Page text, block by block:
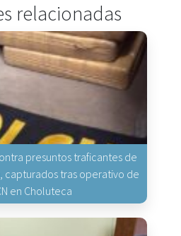
relacionadas
presuntos traficantes de
capturados tras operativo de
en Choluteca